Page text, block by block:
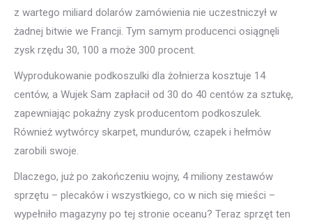
z wartego miliard dolarów zamówienia nie uczestniczył w
żadnej bitwie we Francji. Tym samym producenci osiągnęli
zysk rzędu 30, 100 a może 300 procent.
Wyprodukowanie podkoszulki dla żołnierza kosztuje 14
centów, a Wujek Sam zapłacił od 30 do 40 centów za sztukę,
zapewniając pokaźny zysk producentom podkoszulek.
Również wytwórcy skarpet, mundurów, czapek i hełmów
zarobili swoje.
Dlaczego, już po zakończeniu wojny, 4 miliony zestawów
sprzętu – plecaków i wszystkiego, co w nich się mieści –
wypełniło magazyny po tej stronie oceanu? Teraz sprzęt ten